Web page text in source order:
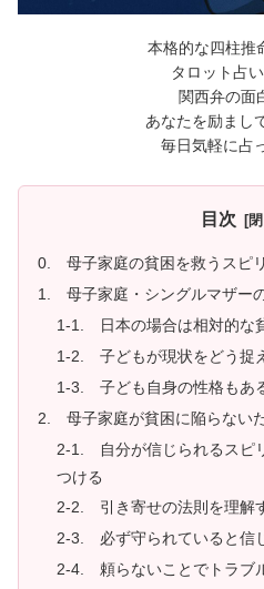
本格的な四柱推
タロット占
関西弁の面
あなたを励まし
毎日気軽に占
目次
0. 母子家庭の貧困を救うスピ
1. 母子家庭・シングルマザー
1-1. 日本の場合は相対的な
1-2. 子どもが現状をどう捉
1-3. 子ども自身の性格もあ
2. 母子家庭が貧困に陥らない
2-1. 自分が信じられるスピ
つける
2-2. 引き寄せの法則を理解
2-3. 必ず守られていると信
2-4. 頼らないことでトラブ